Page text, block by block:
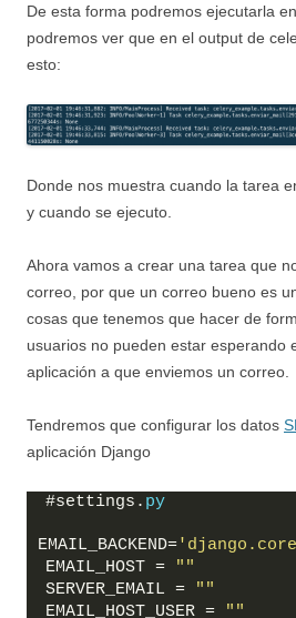
De esta forma podremos ejecutarla
podremos ver que en el output de
esto:
Donde nos muestra cuando la tarea
y cuando se ejecuto.
Ahora vamos a crear una tarea que
correo, por que un correo bueno es
cosas que tenemos que hacer de
usuarios no pueden estar esperando
aplicación a que enviemos un correo.
Tendremos que configurar los datos
aplicación Django
#settings. py
EMAIL_BACKEND=
EMAIL_HOST =
""
SERVER_EMAIL =
""
EMAIL_HOST_USER =
""